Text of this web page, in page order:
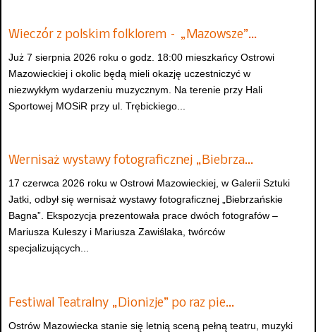
Wieczór z polskim folklorem – „Mazowsze”…
Już 7 sierpnia 2026 roku o godz. 18:00 mieszkańcy Ostrowi
Mazowieckiej i okolic będą mieli okazję uczestniczyć w
niezwykłym wydarzeniu muzycznym. Na terenie przy Hali
Sportowej MOSiR przy ul. Trębickiego...
Wernisaż wystawy fotograficznej „Biebrza…
17 czerwca 2026 roku w Ostrowi Mazowieckiej, w Galerii Sztuki
Jatki, odbył się wernisaż wystawy fotograficznej „Biebrzańskie
Bagna”. Ekspozycja prezentowała prace dwóch fotografów –
Mariusza Kuleszy i Mariusza Zawiślaka, twórców
specjalizujących...
Festiwal Teatralny „Dionizje” po raz pie…
Ostrów Mazowiecka stanie się letnią sceną pełną teatru, muzyki